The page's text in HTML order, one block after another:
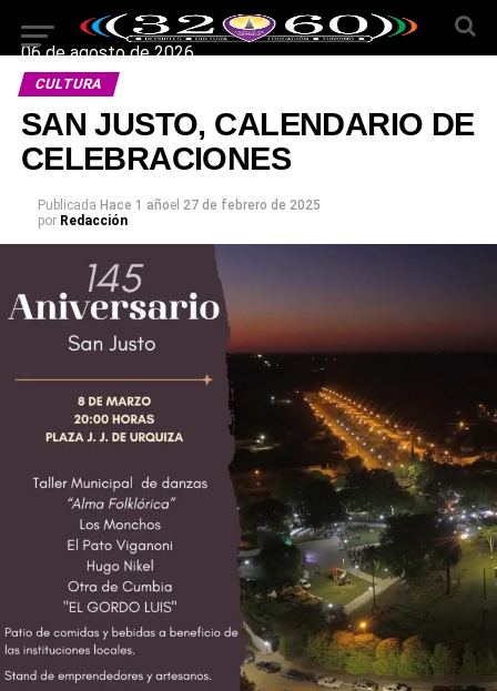
06 de agosto de 2026
CULTURA
SAN JUSTO, CALENDARIO DE
CELEBRACIONES
Publicada Hace 1 añoel 27 de febrero de 2025
por Redacción